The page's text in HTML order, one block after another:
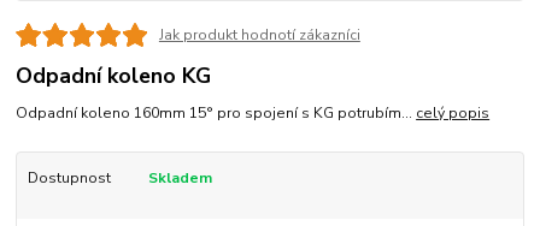
Jak produkt hodnotí zákazníci
Odpadní koleno KG
Odpadní koleno 160mm 15° pro spojení s KG potrubím... celý popis
Dostupnost Skladem